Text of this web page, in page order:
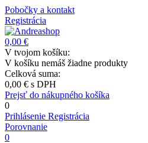
Pobočky a kontakt
Registrácia
0,00 €
V tvojom košíku:
V košíku nemáš žiadne produkty
Celková suma:
0,00 € s DPH
Prejsť do nákupného košíka
0
Prihlásenie Registrácia
Porovnanie
0